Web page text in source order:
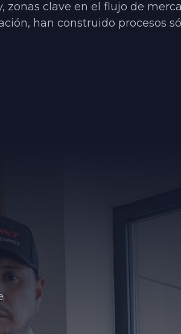
clave en el flujo de
han construido procesos